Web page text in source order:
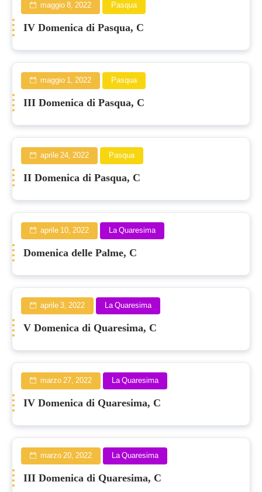
maggio 8, 2022 Pasqua
IV Domenica di Pasqua, C
maggio 1, 2022 Pasqua
III Domenica di Pasqua, C
aprile 24, 2022 Pasqua
II Domenica di Pasqua, C
aprile 10, 2022 La Quaresima
Domenica delle Palme, C
aprile 3, 2022 La Quaresima
V Domenica di Quaresima, C
marzo 27, 2022 La Quaresima
IV Domenica di Quaresima, C
marzo 20, 2022 La Quaresima
III Domenica di Quaresima, C